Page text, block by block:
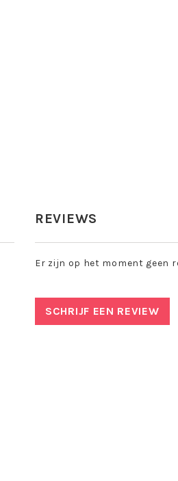
REVIEWS
Er zijn op het moment geen
SCHRIJF EEN REVIEW